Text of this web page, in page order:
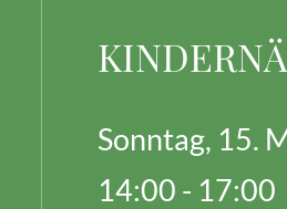
Sonntag, 15.
14:00 - 17:00